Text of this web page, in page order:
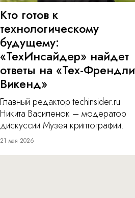
Кто готов к
технологическому
будущему:
«ТехИнсайдер» найдет
ответы на «Тех-Френдли
Викенд»
Главный редактор techinsider.ru
Никита Василенок – модератор
дискуссии Музея криптографии.
21 мая 2026